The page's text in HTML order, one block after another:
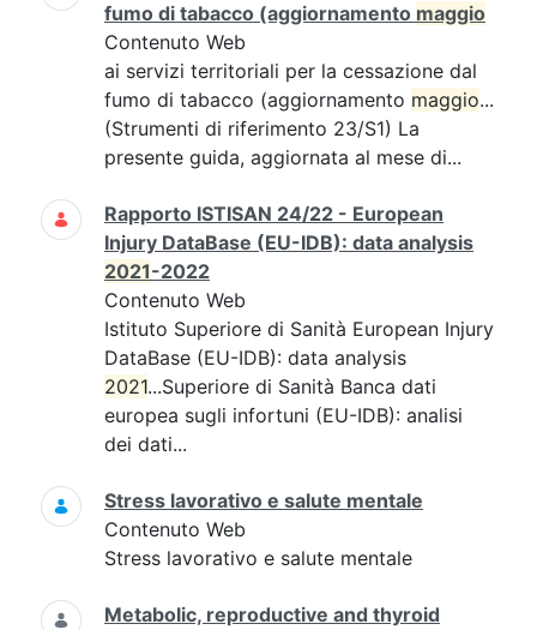
fumo di tabacco (aggiornamento maggio
Contenuto Web
ai servizi territoriali per la cessazione dal
fumo di tabacco (aggiornamento maggio...
(Strumenti di riferimento 23/S1) La
presente guida, aggiornata al mese di...
Rapporto ISTISAN 24/22 - European
Injury DataBase (EU-IDB): data analysis
2021-2022
Contenuto Web
Istituto Superiore di Sanità European Injury
DataBase (EU-IDB): data analysis
2021...Superiore di Sanità Banca dati
europea sugli infortuni (EU-IDB): analisi
dei dati...
Stress lavorativo e salute mentale
Contenuto Web
Stress lavorativo e salute mentale
Metabolic, reproductive and thyroid